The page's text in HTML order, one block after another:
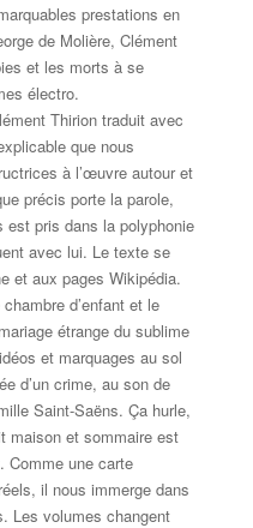
prestations en
de Molière, Clément
et les morts à se
électro.
Thirion traduit avec
que nous
à l’œuvre autour et
précis porte la parole,
est pris dans la polyphonie
avec lui. Le texte se
et aux pages Wikipédia.
d’enfant et le
étrange du sublime
et marquages au sol
d’un crime, au son de
Saint-Saëns. Ça hurle,
maison et sommaire est
Comme une carte
il nous immerge dans
Les volumes changent